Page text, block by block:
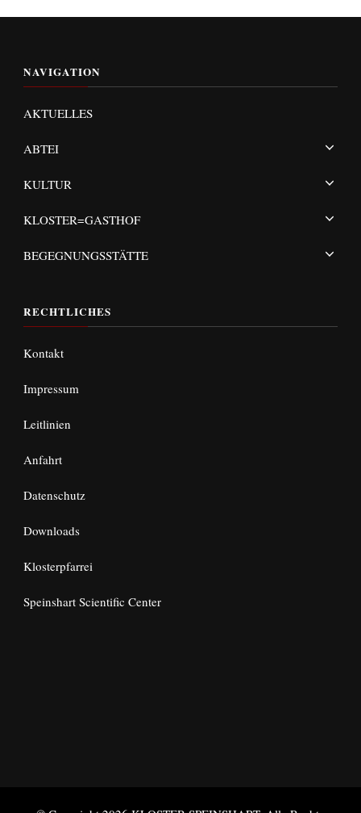
NAVIGATION
AKTUELLES
ABTEI
KULTUR
KLOSTER=GASTHOF
BEGEGNUNGSSTÄTTE
RECHTLICHES
Kontakt
Impressum
Leitlinien
Anfahrt
Datenschutz
Downloads
Klosterpfarrei
Speinshart Scientific Center